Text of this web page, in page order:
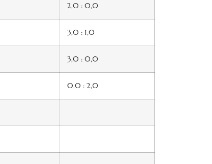
2,0 : 0,0
3,0 : 1,0
3,0 : 0,0
0,0 : 2,0